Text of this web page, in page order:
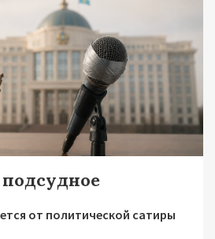
от политической сатиры